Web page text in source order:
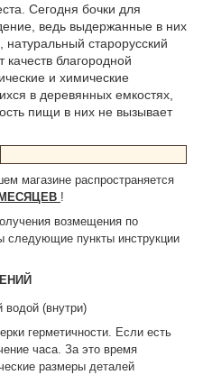
Сегодня бочки для
ведь выдержанные в них
старорусский
качеств благородной
и химические
в деревянных емкостях,
пищи в них не вызывает
магазине распространяется
!
возмещения по
следующие пункты инструкции
(внутри)
герметичности. Если есть
часа. За это время
размеры деталей